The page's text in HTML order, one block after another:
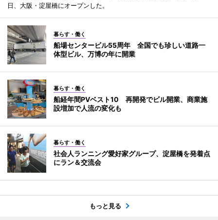
日、大阪・淀屋橋にオープンした。
暮らす・働く
船場センタービル55周年 全国でも珍しい道路一
体型ビル、万博の年に開業
暮らす・働く
船経年間PVベスト10 再開発でビル開業、商業施
設増加で人流の変化も
暮らす・働く
社会人ランニング愛好家グループ、淀屋橋を発着点
にラン＆交流会
もっと見る